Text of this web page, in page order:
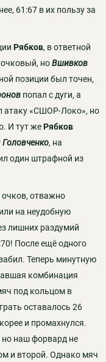
61:67 в их пользу за
Рябков, в ответной
ноВшивков
позиции был точен,
попал с дуги, а
атаку «СШОР-Локо», но
И тут жеРябков
Головченко, на
один штрафной из
отважно
на неудобную
лишних раздумий
После ещё одного
Теперь минутную
комбинация
под кольцом в
оставалось 26
и промахнулся.
но наш форвард не
и второй. Однако мяч